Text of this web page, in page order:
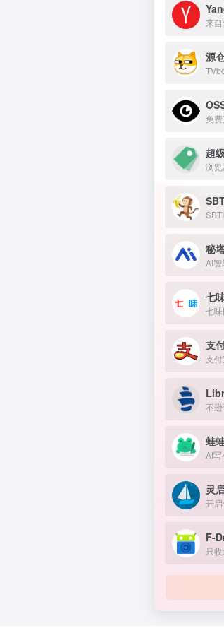
来
源
免
超
浏
秘
AI
七
七
支
不
蛙
AI写
灵
开
F-
只